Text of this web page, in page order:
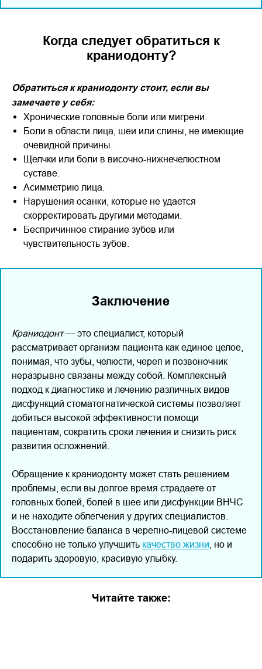
Когда следует обратиться к
краниодонту?
Обратиться к краниодонту стоит, если вы
замечаете у себя:
Хронические головные боли или мигрени.
Боли в области лица, шеи или спины, не имеющие
очевидной причины.
Щелчки или боли в височно-нижнечелюстном
суставе.
Асимметрию лица.
Нарушения осанки, которые не удается
скорректировать другими методами.
Беспричинное стирание зубов или
чувствительность зубов.
Заключение
Краниодонт— это специалист, который
рассматривает организм пациента как единое целое,
понимая, что зубы, челюсти, череп и позвоночник
неразрывно связаны между собой. Комплексный
подход к диагностике и лечению различных видов
дисфункций стоматогнатической системы позволяет
добиться высокой эффективности помощи
пациентам, сократить сроки лечения и снизить риск
развития осложнений.
Обращение к краниодонту может стать решением
проблемы, если вы долгое время страдаете от
головных болей, болей в шее или дисфункции ВНЧС
и не находите облегчения у других специалистов.
Восстановление баланса в черепно-лицевой системе
способно не только улучшить качество жизни , но и
подарить здоровую, красивую улыбку.
Читайте также: